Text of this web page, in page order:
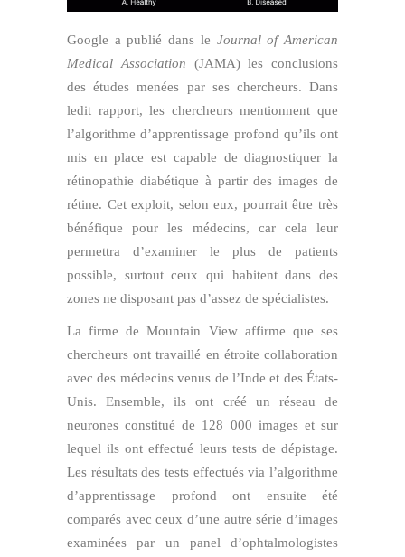
Google a publié dans le Journal of American
Medical Association (JAMA) les conclusions
des études menées par ses chercheurs. Dans
ledit rapport, les chercheurs mentionnent que
l’algorithme d’apprentissage profond qu’ils ont
mis en place est capable de diagnostiquer la
rétinopathie diabétique à partir des images de
rétine. Cet exploit, selon eux, pourrait être très
bénéfique pour les médecins, car cela leur
permettra d’examiner le plus de patients
possible, surtout ceux qui habitent dans des
zones ne disposant pas d’assez de spécialistes.
La firme de Mountain View affirme que ses
chercheurs ont travaillé en étroite collaboration
avec des médecins venus de l’Inde et des États-
Unis. Ensemble, ils ont créé un réseau de
neurones constitué de 128 000 images et sur
lequel ils ont effectué leurs tests de dépistage.
Les résultats des tests effectués via l’algorithme
d’apprentissage profond ont ensuite été
comparés avec ceux d’une autre série d’images
examinées par un panel d’ophtalmologistes